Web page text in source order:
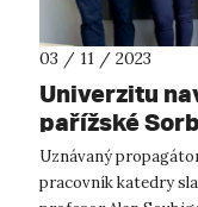
03 / 11 / 2023
Univerzitu
pařížské
Uznávaný
pracovník katedry